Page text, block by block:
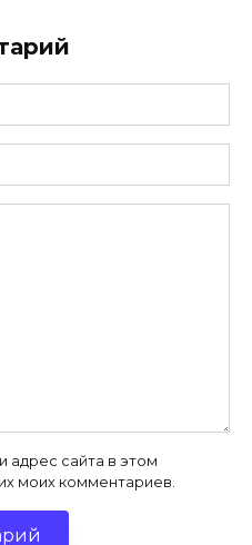
адрес сайта в этом
моих комментариев.